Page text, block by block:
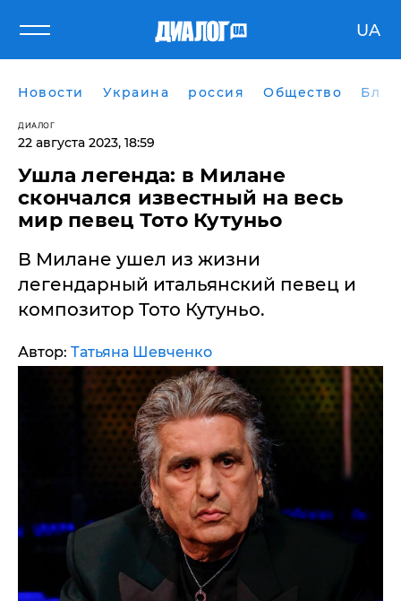
UA
Новости Украина россия Общество
ДИАЛОГ
22 августа 2023, 18:59
Ушла легенда: в Милане
скончался известный на весь
мир певец Тото Кутуньо
​В Милане ушел из жизни
легендарный итальянский певец и
композитор Тото Кутуньо.
Автор: Татьяна Шевченко